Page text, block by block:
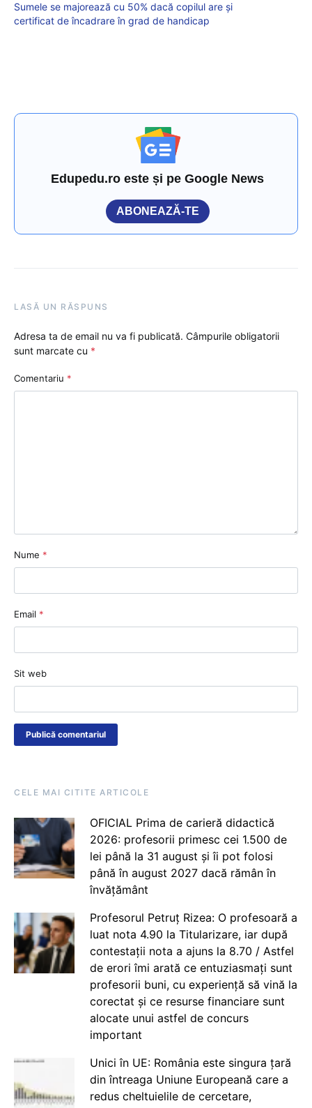
Sumele se majorează cu 50% dacă copilul are și
certificat de încadrare în grad de handicap
Edupedu.ro este și pe Google News
ABONEAZĂ-TE
LASĂ UN RĂSPUNS
Adresa ta de email nu va fi publicată. Câmpurile obligatorii
sunt marcate cu *
Comentariu *
Nume *
Email *
Sit web
CELE MAI CITITE ARTICOLE
OFICIAL Prima de carieră didactică
2026: profesorii primesc cei 1.500 de
lei până la 31 august și îi pot folosi
până în august 2027 dacă rămân în
învățământ
Profesorul Petruț Rizea: O profesoară a
luat nota 4.90 la Titularizare, iar după
contestații nota a ajuns la 8.70 / Astfel
de erori îmi arată ce entuziasmați sunt
profesorii buni, cu experiență să vină la
corectat și ce resurse financiare sunt
alocate unui astfel de concurs
important
Unici în UE: România este singura țară
din întreaga Uniune Europeană care a
redus cheltuielile de cercetare,